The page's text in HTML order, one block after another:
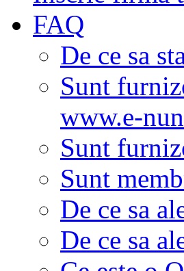
FAQ
De ce sa
Sunt
www.e-
Sunt
Sunt
De ce sa
De ce sa